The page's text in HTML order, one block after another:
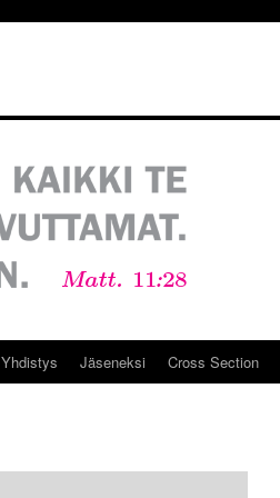
Yhdistys Jäseneksi Cross Section